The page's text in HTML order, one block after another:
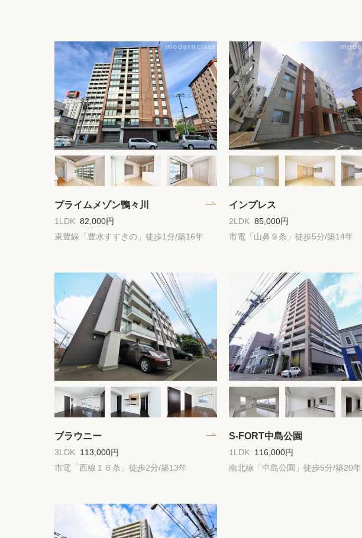
プライムメゾン鴨々川
1LDK 82,000円
東豊線「豊水すすきの」徒歩1分/築16年
インプレス
2LDK 85,000円
市電「山鼻９条」徒歩5分/築14年
ブラウニー
3LDK
113,000円
市電「西線１６条」徒歩2分/築13年
S-FORT中島公園
1LDK
116,000円
南北線「中島公園」徒歩5分/築20年